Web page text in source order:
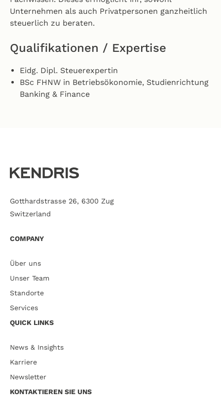
Unternehmen als auch Privatpersonen ganzheitlich
steuerlich zu beraten.
Qualifikationen / Expertise
Eidg. Dipl. Steuerexpertin
BSc FHNW in Betriebsökonomie, Studienrichtung
Banking & Finance
Gotthardstrasse 26, 6300 Zug
Switzerland
COMPANY
Über uns
Unser Team
Standorte
Services
QUICK LINKS
News & Insights
Karriere
Newsletter
KONTAKTIEREN SIE UNS